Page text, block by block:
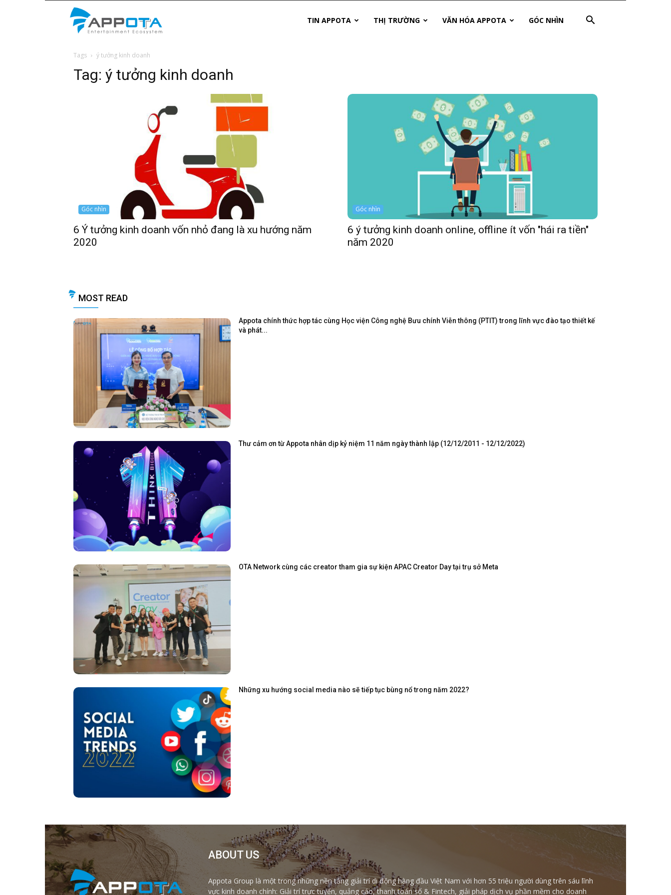
TIN APPOTA THỊ TRƯỜNG VĂN HÓA APPOTA GÓC NHÌN
Tags ý tưởng kinh doanh
Tag: ý tưởng kinh doanh
Góc nhìn
6 Ý tưởng kinh doanh vốn nhỏ đang là xu hướng năm
2020
Góc nhìn
6 ý tưởng kinh doanh online, offline ít vốn "hái ra tiền"
năm 2020
MOST READ
Appota chính thức hợp tác cùng Học viện Công nghệ Bưu chính Viễn thông (PTIT) trong lĩnh vực đào tạo thiết kế
và phát...
Thư cảm ơn từ Appota nhân dịp kỷ niệm 11 năm ngày thành lập (12/12/2011 - 12/12/2022)
OTA Network cùng các creator tham gia sự kiện APAC Creator Day tại trụ sở Meta
Những xu hướng social media nào sẽ tiếp tục bùng nổ trong năm 2022?
ABOUT US
Appota Group là một trong những nền tảng giải trí di động hàng đầu Việt Nam với hơn 55 triệu người dùng trên sáu lĩnh
vực kinh doanh chính: Giải trí trực tuyến, quảng cáo, thanh toán số & Fintech, giải pháp dịch vụ phần mềm cho doanh